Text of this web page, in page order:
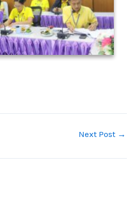
Next Post →